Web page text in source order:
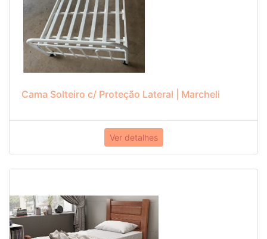
Cama Solteiro c/ Proteção Lateral | Marcheli
Ver detalhes